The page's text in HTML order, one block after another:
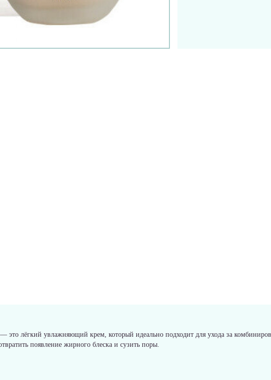
лёгкий увлажняющий крем, который идеально подходит для ухода за
появление жирного блеска и сузить поры.